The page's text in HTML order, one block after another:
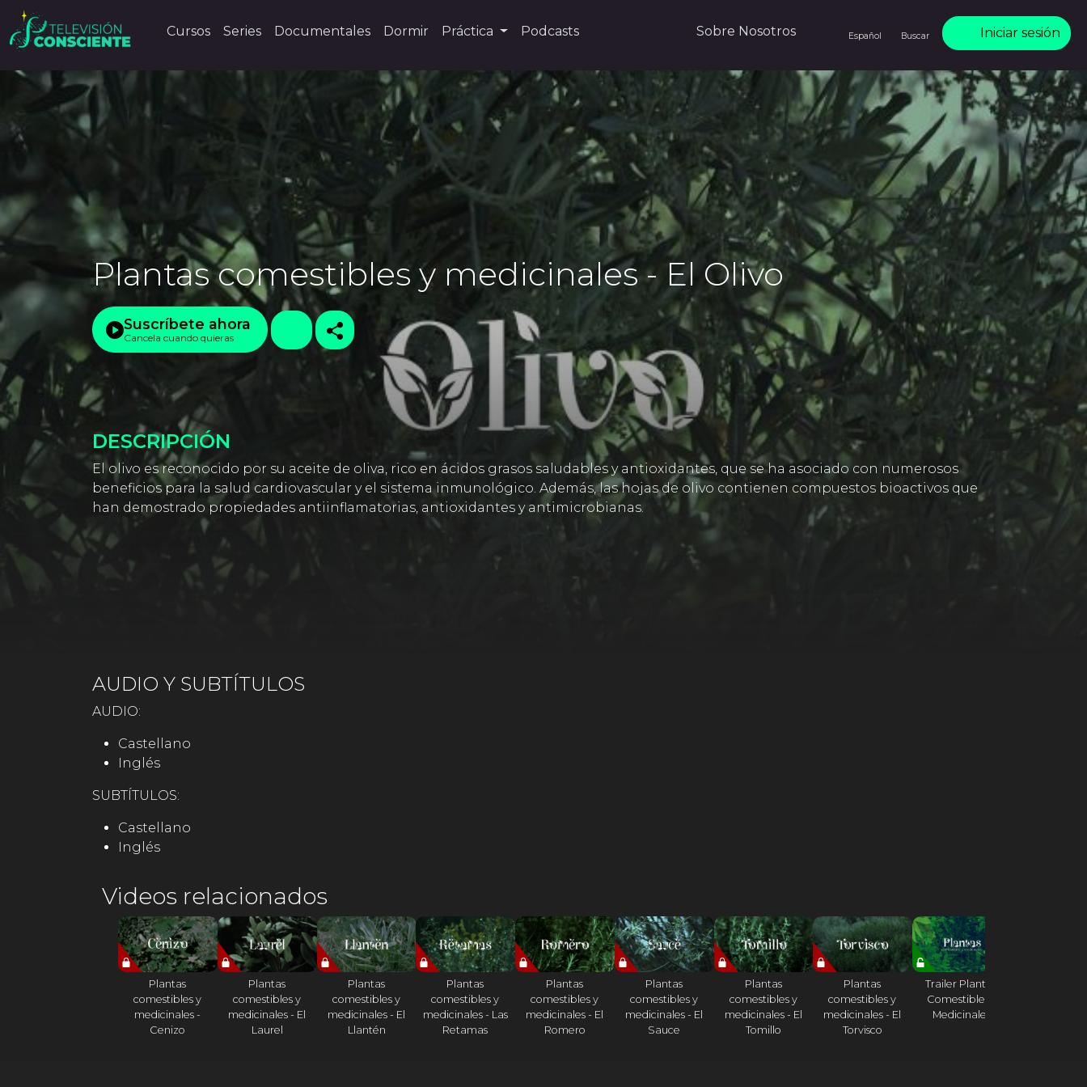
Cursos Series Documentales Dormir Práctica Podcasts Sobre Nosotros Español Buscar Iniciar sesión
Plantas comestibles y medicinales - El Olivo
Suscríbete ahora
Cancela cuando quieras
DESCRIPCIÓN
El olivo es reconocido por su aceite de oliva, rico en ácidos grasos saludables y antioxidantes, que se ha asociado con numerosos
beneficios para la salud cardiovascular y el sistema inmunológico. Además, las hojas de olivo contienen compuestos bioactivos que
han demostrado propiedades antiinflamatorias, antioxidantes y antimicrobianas.
AUDIO Y SUBTÍTULOS
AUDIO:
Castellano
Inglés
SUBTÍTULOS:
Castellano
Inglés
Videos relacionados
Plantas
comestibles y
medicinales -
Cenizo
Plantas
comestibles y
medicinales - El
Laurel
Plantas
comestibles y
medicinales - El
Llantén
Plantas
comestibles y
medicinales - Las
Retamas
Plantas
comestibles y
medicinales - El
Romero
Plantas
comestibles y
medicinales - El
Sauce
Plantas
comestibles y
medicinales - El
Tomillo
Plantas
comestibles y
medicinales - El
Torvisco
Trailer Plantas,
Comestibles y
Medicinales